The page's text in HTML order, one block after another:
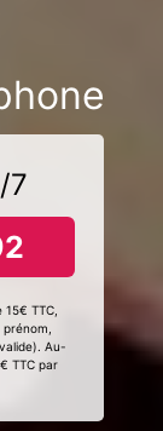
7
TTC,
Au-
TTC par